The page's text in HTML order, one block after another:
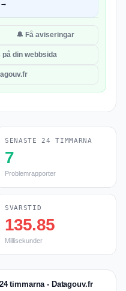
→
🔔 Få aviseringar
din webbsida
SENASTE 24 TIMMARNA
7
Problemrapporter
SVARSTID
135.85
Millisekunder
timmarna - Datagouv.fr